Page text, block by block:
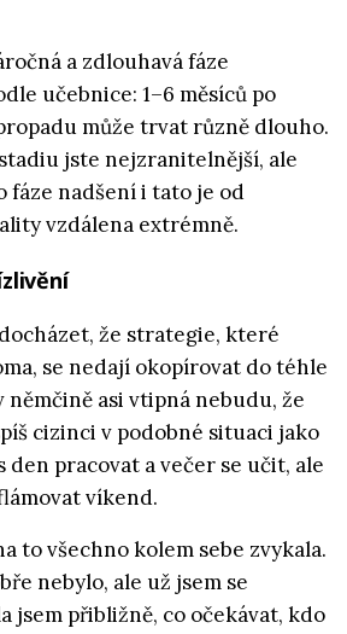
a zdlouhavá fáze
učebnice: 1–6 měsíců po
může trvat různě dlouho.
jste nejzranitelnější, ale
fáze nadšení i tato je od
vzdálena extrémně.
že strategie, které
se nedají okopírovat do téhle
němčině asi vtipná nebudu, že
cizinci v podobné situaci jako
den pracovat a večer se učit, ale
víkend.
to všechno kolem sebe zvykala.
nebylo, ale už jsem se
jsem přibližně, co očekávat, kdo